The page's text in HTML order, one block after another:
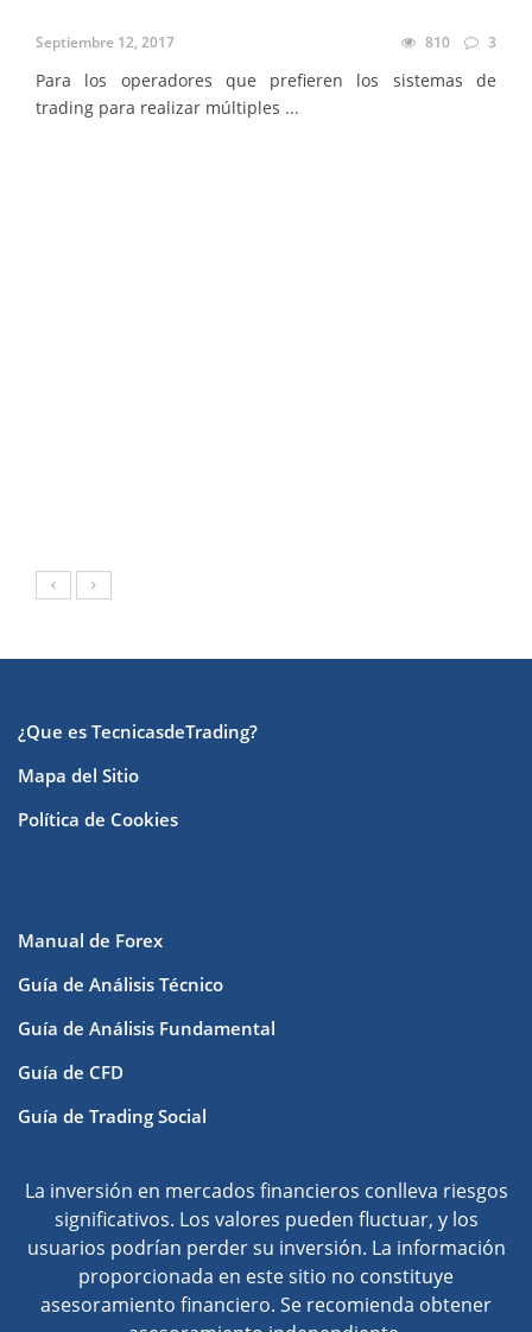
Septiembre 12, 2017 810 3
Para los operadores que prefieren los sistemas de
trading para realizar múltiples ...
¿Que es TecnicasdeTrading?
Mapa del Sitio
Política de Cookies
Manual de Forex
Guía de Análisis Técnico
Guía de Análisis Fundamental
Guía de CFD
Guía de Trading Social
La inversión en mercados financieros conlleva riesgos
significativos. Los valores pueden fluctuar, y los
usuarios podrían perder su inversión. La información
proporcionada en este sitio no constituye
asesoramiento financiero. Se recomienda obtener